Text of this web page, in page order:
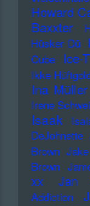
Howard
Baxxter
Hüsker Dü
Cube
Ice-T
Ikke
Ina Müller
Irene
Isaak
DeJohnette
Brown
Brown
xx
Jan
Addiction